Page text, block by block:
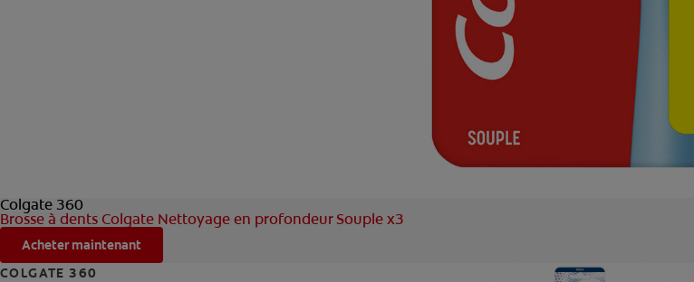
Colgate 360
Brosse à dents Colgate Nettoyage en profondeur Souple x3
Acheter maintenant
COLGATE 360